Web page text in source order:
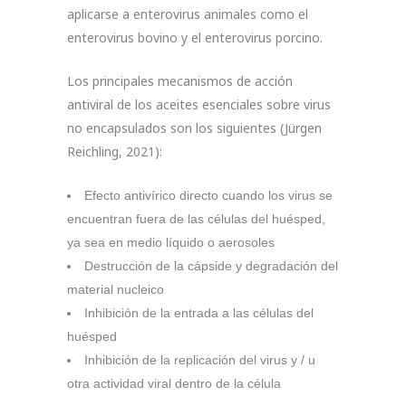
aplicarse a enterovirus animales como el
enterovirus bovino y el enterovirus porcino.
Los principales mecanismos de acción
antiviral de los aceites esenciales sobre virus
no encapsulados son los siguientes (Jürgen
Reichling, 2021):
Efecto antivírico directo cuando los virus se
encuentran fuera de las células del huésped,
ya sea en medio líquido o aerosoles
Destrucción de la cápside y degradación del
material nucleico
Inhibición de la entrada a las células del
huésped
Inhibición de la replicación del virus y / u
otra actividad viral dentro de la célula